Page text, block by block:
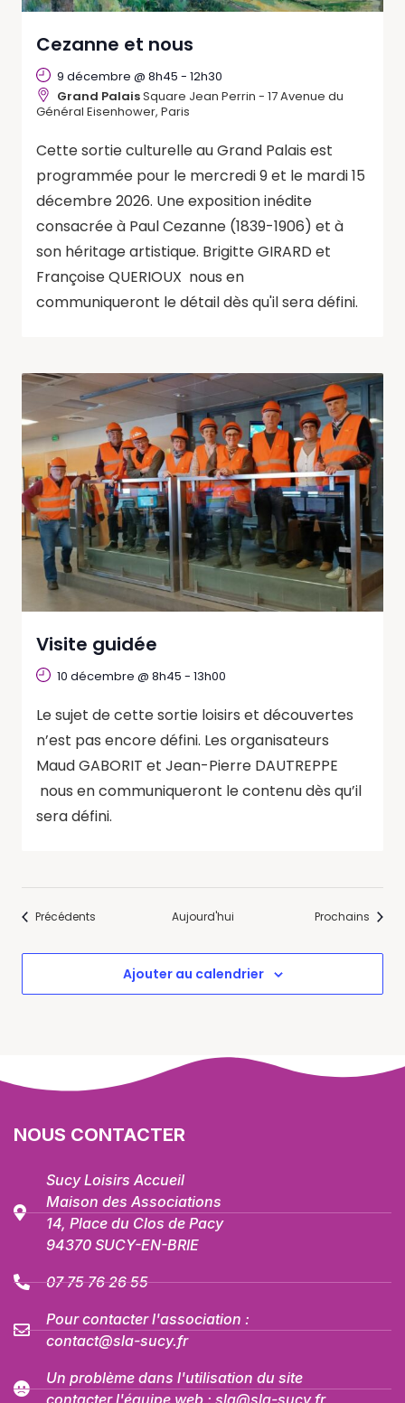
Cezanne et nous
9 décembre @ 8h45 - 12h30
Grand PalaisSquare Jean Perrin - 17 Avenue du
Général Eisenhower, Paris
Cette sortie culturelle au Grand Palais est
programmée pour le mercredi 9 et le mardi 15
décembre 2026. Une exposition inédite
consacrée à Paul Cezanne (1839-1906) et à
son héritage artistique. Brigitte GIRARD et
Françoise QUERIOUX nous en
communiqueront le détail dès qu'il sera défini.
Visite guidée
10 décembre @ 8h45 - 13h00
Le sujet de cette sortie loisirs et découvertes
n’est pas encore défini. Les organisateurs
Maud GABORIT et Jean-Pierre DAUTREPPE
nous en communiqueront le contenu dès qu’il
sera défini.
Précédents Aujourd'hui Prochains
Ajouter au calendrier
NOUS CONTACTER
Sucy Loisirs Accueil
Maison des Associations
14, Place du Clos de Pacy
94370 SUCY-EN-BRIE
07 75 76 26 55
Pour contacter l'association :
contact@sla-sucy.fr
Un problème dans l'utilisation du site
contacter l'équipe web : sla@sla-sucy.fr